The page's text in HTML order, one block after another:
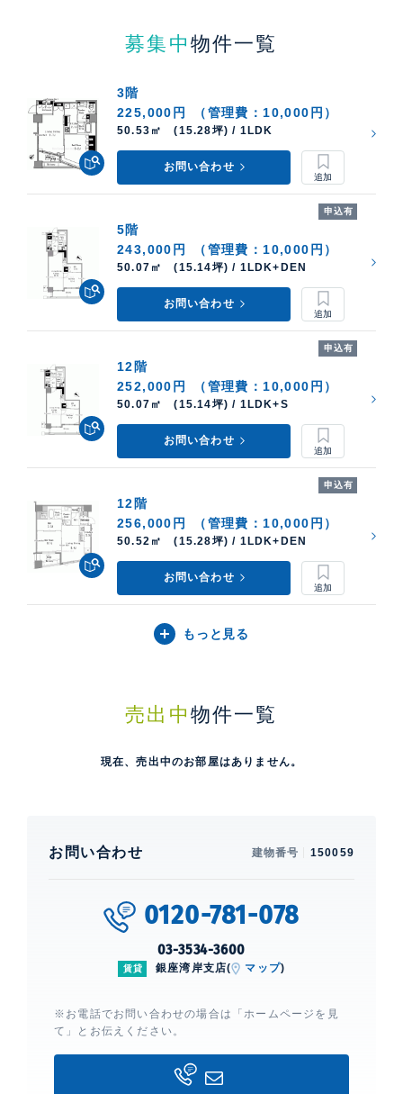
募集中 物件一覧
3階
225,000円
（管理費：10,000円）
50.53㎡ (15.28坪) / 1LDK
お問い合わせ
申込有
5階
243,000円
（管理費：10,000円）
50.07㎡ (15.14坪) / 1LDK+DEN
お問い合わせ
申込有
12階
252,000円
（管理費：10,000円）
50.07㎡ (15.14坪) / 1LDK+S
お問い合わせ
申込有
12階
256,000円
（管理費：10,000円）
50.52㎡ (15.28坪) / 1LDK+DEN
お問い合わせ
もっと見る
売出中 物件一覧
現在、売出中のお部屋はありません。
お問い合わせ 建物番号 150059
0120-781-078
03-3534-3600
賃貸 銀座湾岸支店( マップ)
※お電話でお問い合わせの場合は「ホームページを見
て」とお伝えください。